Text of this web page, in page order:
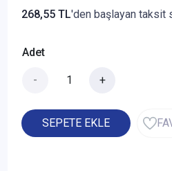
268,55 TL'den başlayan
Adet
- +
SEPETE EKLE